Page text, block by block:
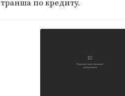
транша по кредиту.